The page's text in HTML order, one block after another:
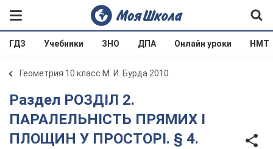
ГДЗ Учебники ЗНО ДПА Онлайн уроки НМТ
Геометрия 10 класс М. И. Бурда 2010
Раздел РОЗДІЛ 2.
ПАРАЛЕЛЬНІСТЬ ПРЯМИХ І
ПЛОЩИН У ПРОСТОРІ. § 4.